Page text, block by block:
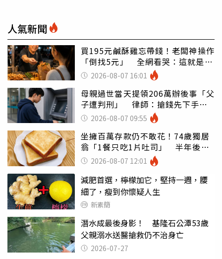
人氣新聞
買195元鹹酥雞忘帶錢！老闆神操作
「倒找5元」 全網看哭：這就是台
灣 2026-08-07 16:01
母親過世當天提領206萬辦後事「父
子遭判刑」 律師：搶錢先下手是
罪 2026-08-07 09:55
坐擁百萬存款仍不敢花！74歲獨居
翁「1餐只吃1片吐司」 半年後暴
瘦嚇壞女兒
2026-08-07 12:01
減肥首選，檸檬加它，堅持一週，腰
細了，瘦到你懷疑人生
新素簡
潛水成最後身影！ 基隆石公潭53歲
父親溺水送醫搶救仍不治身亡
2026-07-27